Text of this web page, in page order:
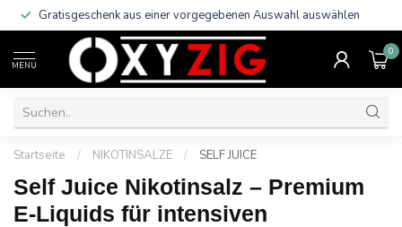
Gratisgeschenk aus einer vorgegebenen Auswahl auswählen
MENU
0
Startseite / NIKOTINSALZE / SELF JUICE
Self Juice Nikotinsalz – Premium
E-Liquids für intensiven